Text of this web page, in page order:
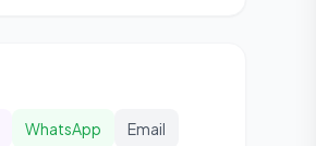
WhatsApp Email